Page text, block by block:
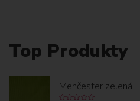
Top Produkty
Menčester zelená